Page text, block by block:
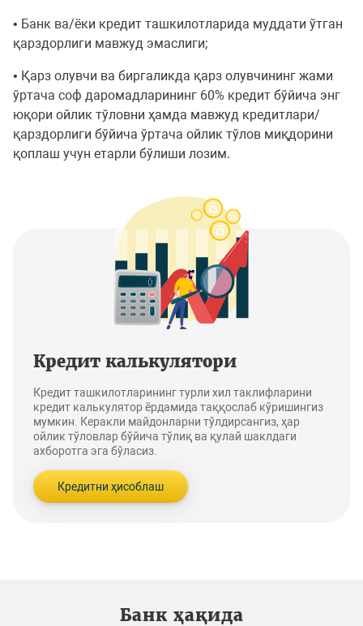
• Банк ва/ёки кредит ташкилотларида муддати ўтган
қарздорлиги мавжуд эмаслиги;
• Қарз олувчи ва биргаликда қарз олувчининг жами
ўртача соф даромадларининг 60% кредит бўйича энг
юқори ойлик тўловни ҳамда мавжуд кредитлари/
қарздорлиги бўйича ўртача ойлик тўлов миқдорини
қоплаш учун етарли бўлиши лозим.
Кредит калькулятори
Кредит ташкилотларининг турли хил таклифларини
кредит калькулятор ёрдамида таққослаб кўришингиз
мумкин. Керакли майдонларни тўлдирсангиз, ҳар
ойлик тўловлар бўйича тўлиқ ва қулай шаклдаги
ахборотга эга бўласиз.
Кредитни ҳисоблаш
Банк ҳақида